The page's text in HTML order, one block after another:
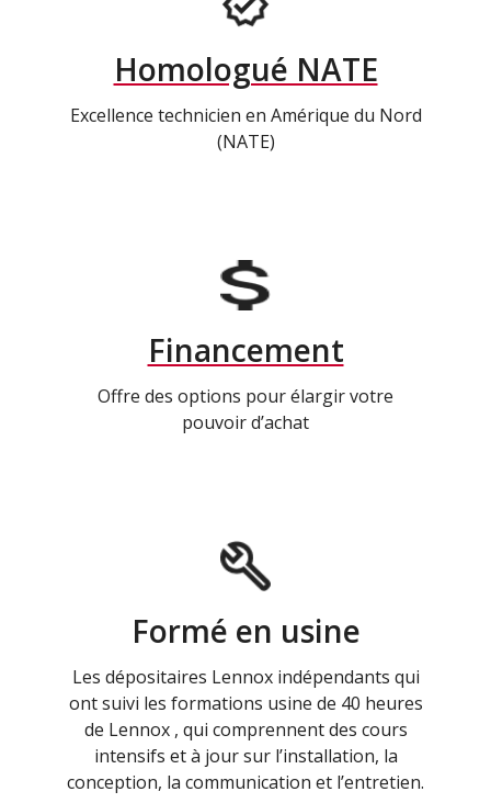
Homologué NATE
Excellence technicien en Amérique du Nord
(NATE)
Financement
Offre des options pour élargir votre
pouvoir d’achat
Formé en usine
Les dépositaires Lennox indépendants qui
ont suivi les formations usine de 40 heures
de Lennox , qui comprennent des cours
intensifs et à jour sur l’installation, la
conception, la communication et l’entretien.